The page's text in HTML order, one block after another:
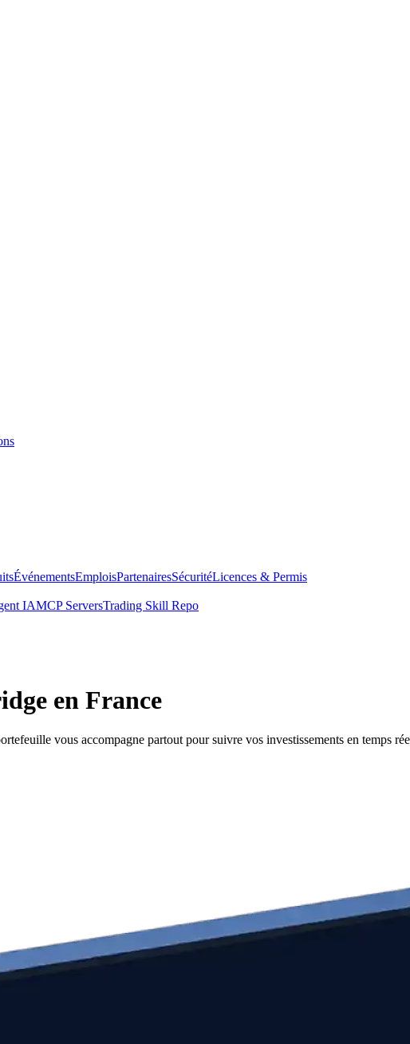
ÉvénementsEmploisPartenairesSécuritéLicences & Permis
IAMCP ServersTrading Skill Repo
en France
vous accompagne partout pour suivre vos investissements en temps